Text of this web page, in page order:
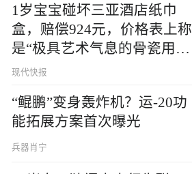
1岁宝宝碰坏三亚酒店纸巾
盒，赔偿924元，价格表上称
是“极具艺术气息的骨瓷用
品”
现代快报
“鲲鹏”变身轰炸机？运-20功
能拓展方案首次曝光
兵器肖宁